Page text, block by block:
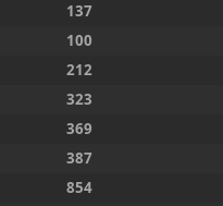
137
100
212
323
369
387
854